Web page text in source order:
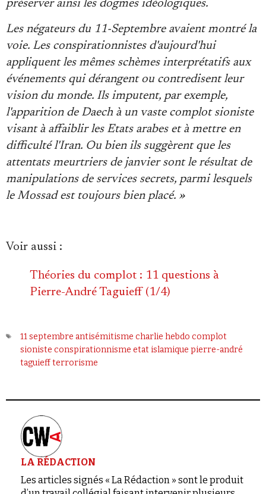
préserver ainsi les dogmes idéologiques.
Les négateurs du 11-Septembre avaient montré la
voie. Les conspirationnistes d'aujourd'hui
appliquent les mêmes schèmes interprétatifs aux
événements qui dérangent ou contredisent leur
vision du monde. Ils imputent, par exemple,
l'apparition de Daech à un vaste complot sioniste
visant à affaiblir les Etats arabes et à mettre en
difficulté l'Iran. Ou bien ils suggèrent que les
attentats meurtriers de janvier sont le résultat de
manipulations de services secrets, parmi lesquels
le Mossad est toujours bien placé. »
Voir aussi :
Théories du complot : 11 questions à
Pierre-André Taguieff (1/4)
11 septembre antisémitisme charlie hebdo complot
sioniste conspirationnisme etat islamique pierre-andré
taguieffterrorisme
LA RÉDACTION
Les articles signés « La Rédaction » sont le produit